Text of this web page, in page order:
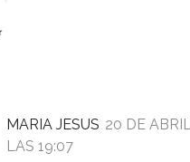
MARIA JESUS 20 DE
LAS 19:07